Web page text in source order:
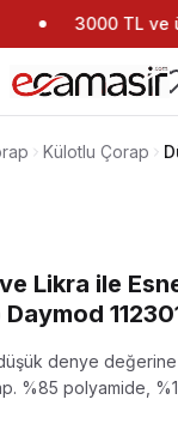
3000 TL ve
Külotlu Çorap
Likra ile
denye
%85 polyamide,